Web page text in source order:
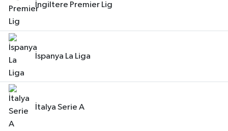
İngiltere Premier Lig
İspanya La Liga
İtalya Serie A